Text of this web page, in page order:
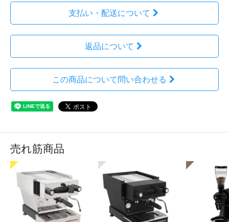
支払い・配送について
返品について
この商品について問い合わせる
売れ筋商品